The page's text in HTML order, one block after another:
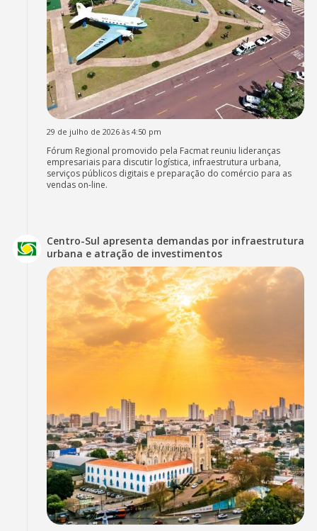
29 de julho de 2026 às 4:50 pm
Fórum Regional promovido pela Facmat reuniu lideranças
empresariais para discutir logística, infraestrutura urbana,
serviços públicos digitais e preparação do comércio para as
vendas on-line.
Centro-Sul apresenta demandas por infraestrutura
urbana e atração de investimentos